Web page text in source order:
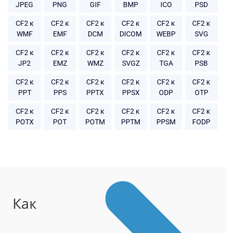
JPEG
PNG
GIF
BMP
ICO
PSD
CF2 к
WMF
CF2 к
EMF
CF2 к
DCM
CF2 к
DICOM
CF2 к
WEBP
CF2 к
SVG
CF2 к
JP2
CF2 к
EMZ
CF2 к
WMZ
CF2 к
SVGZ
CF2 к
TGA
CF2 к
PSB
CF2 к
PPT
CF2 к
PPS
CF2 к
PPTX
CF2 к
PPSX
CF2 к
ODP
CF2 к
OTP
CF2 к
POTX
CF2 к
POT
CF2 к
POTM
CF2 к
PPTM
CF2 к
PPSM
CF2 к
FODP
Как